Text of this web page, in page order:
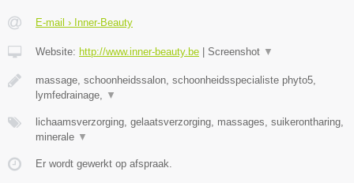
E-mail › Inner-Beauty
Website: http://www.inner-beauty.be Screenshot ▼
massage, schoonheidssalon, schoonheidsspecialiste phyto5,
lymfedrainage,
▼
lichaamsverzorging, gelaatsverzorging, massages, suikerontharing,
minerale ▼
Er wordt gewerkt op afspraak.